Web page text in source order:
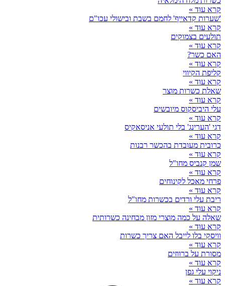
קרא עוד »
'שערות קדאייף' לחמם בשבת ובישולי עכו"ם
קרא עוד »
תולעים בצמוקים
קרא עוד »
האם כשר?
קרא עוד »
קליפת הקיווי
קרא עוד »
שאלת כשרות מוצר
קרא עוד »
עלי היביסקוס מיובשים
קרא עוד »
דגי 'הערינג' בלי תולעי אניסאקיס
קרא עוד »
כרובית מעובדת בהכשר רבנות
קרא עוד »
שמן קנביס מחו"ל
קרא עוד »
פרחי מאכל לקינוחים
קרא עוד »
ריבת עלי ורדים בכשרות מחו"ל
קרא עוד »
שאלה על כמה מוצרי מזון מבחינה כשרותית
קרא עוד »
וויסקי בלו לייבל האם צריך כשרות
קרא עוד »
מסורת על ברווזים
קרא עוד »
ניקוי עלי גפן
קרא עוד »